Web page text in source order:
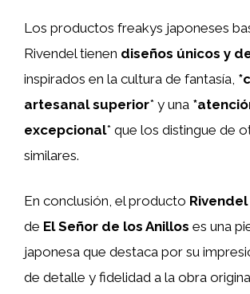
Los productos freakys japoneses
Rivendel tienen diseños únicos y
inspirados en la cultura de fantasía,
artesanal superior* y una
excepcional* que los distingue de
similares.
En conclusión, el producto Rivendel
de El Señor de los Anillos es una
japonesa que destaca por su
de detalle y fidelidad a la obra